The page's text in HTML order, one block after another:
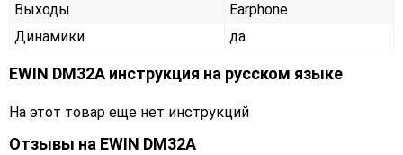
Выходы
Earphone
Динамики
да
EWIN DM32A инструкция на русском языке
На этот товар еще нет инструкций
Отзывы на EWIN DM32A